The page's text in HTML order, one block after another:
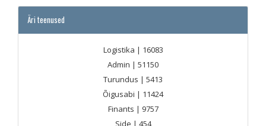
Äri teenused
Logistika | 16083
Admin | 51150
Turundus | 5413
Õigusabi | 11424
Finants | 9757